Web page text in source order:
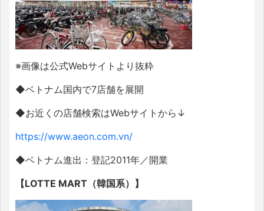
※画像は公式Webサイトより抜粋
◆ベトナム国内で7店舗を展開
◆お近くの店舗検索はWebサイトから↓
https://www.aeon.com.vn/
◆ベトナム進出：登記2011年／開業
【LOTTE MART（韓国系） 】